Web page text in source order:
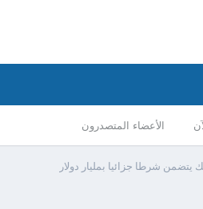
الأعضاء المتصدرون
يتضمن شرطا جزائيا بمليار دولار